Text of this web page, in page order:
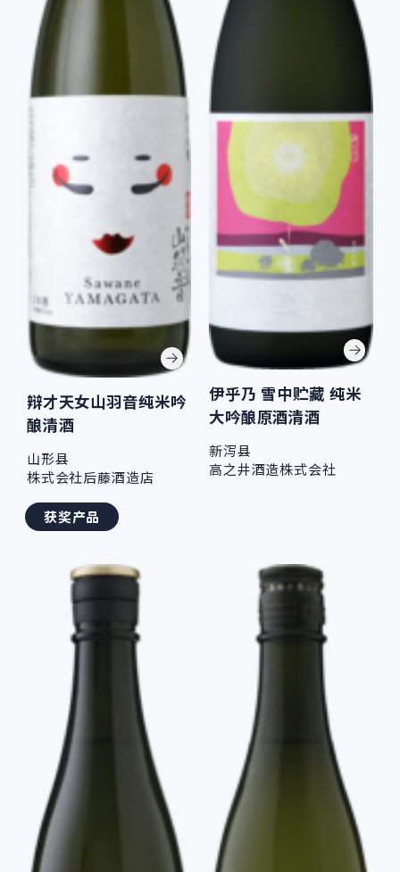
辩才天女山羽音纯米吟
酿清酒
山形县
株式会社后藤酒造店
获奖产品
伊乎乃 雪中贮藏 纯米
大吟酿原酒清酒
新泻县
高之井酒造株式会社